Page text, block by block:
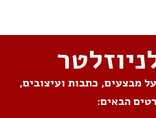
מבצעים, כתבות ועיצובים,
הבאים: